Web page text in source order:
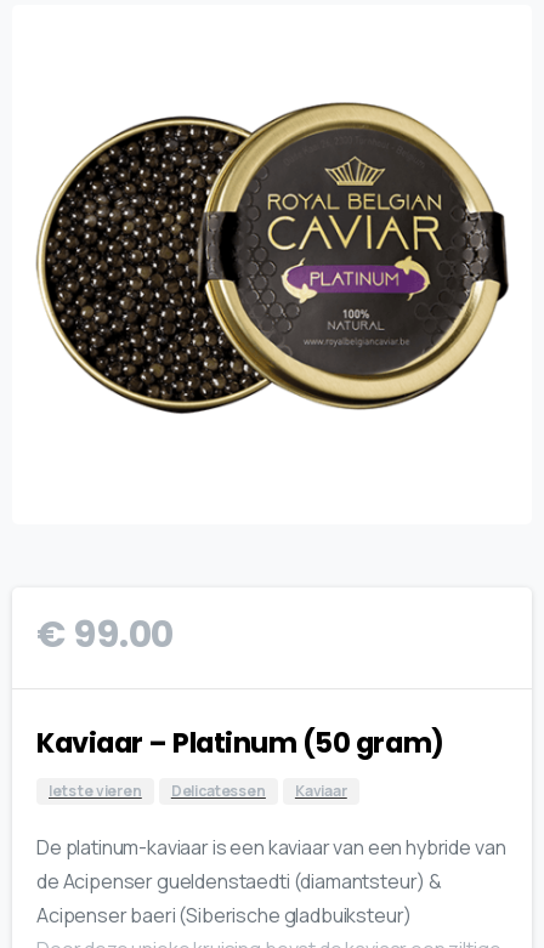
€ 99.00
Kaviaar – Platinum (50 gram)
Iets te vieren Delicatessen Kaviaar
De platinum-kaviaar is een kaviaar van een hybride van
de Acipenser gueldenstaedti (diamantsteur) &
Acipenser baeri (Siberische gladbuiksteur)